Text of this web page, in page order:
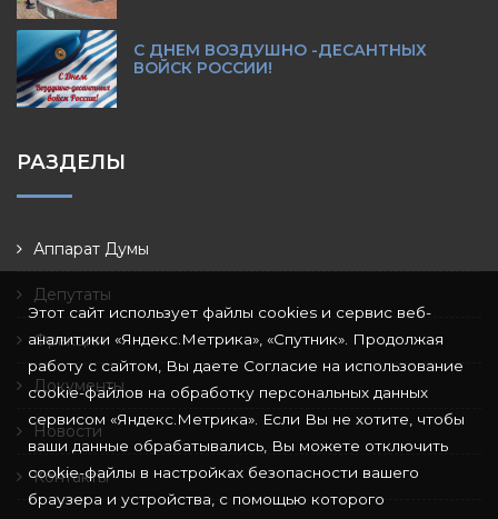
С ДНЕМ ВОЗДУШНО -ДЕСАНТНЫХ
ВОЙСК РОССИИ!
РАЗДЕЛЫ
Аппарат Думы
Депутаты
Фракции
Документы
Новости
Контакты
Этот сайт использует файлы cookies и сервис веб-
аналитики «Яндекс.Метрика», «Спутник». Продолжая
работу с сайтом, Вы даете Согласие на использование
cookie-файлов на обработку персональных данных
сервисом «Яндекс.Метрика». Если Вы не хотите, чтобы
ваши данные обрабатывались, Вы можете отключить
cookie-файлы в настройках безопасности вашего
браузера и устройства, с помощью которого